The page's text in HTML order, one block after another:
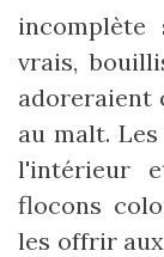
vrais,
adoreraient
au malt.
l'intérieur
flocons
les offrir